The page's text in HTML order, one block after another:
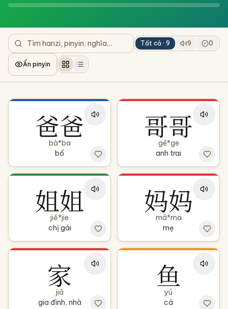
Tất cả · 9 9 0
Ẩn pinyin
爸爸
bà*ba
bố
哥哥
gē*ge
anh trai
姐姐
jiě*jie
chị gái
妈妈
mā*ma
mẹ
家
jiā
gia đình, nhà
鱼
yú
cá